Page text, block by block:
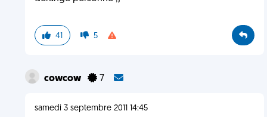
41 5
cowcow 7
samedi 3 septembre 2011 14:45